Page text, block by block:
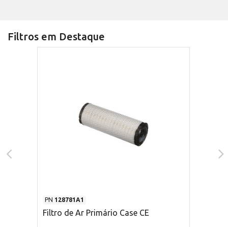
Filtros em Destaque
PN 128781A1
Filtro de Ar Primário Case CE